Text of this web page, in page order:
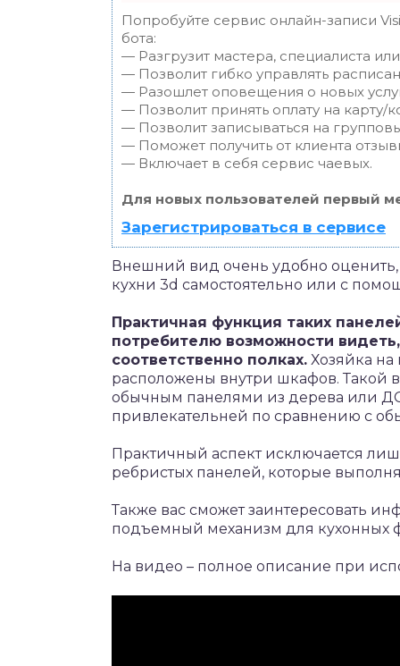
Попробуйте сервис онлайн-записи
бота:
— Разгрузит мастера, специалиста
— Позволит гибко управлять
— Разошлет оповещения о новых
— Позволит принять оплату на карту/
— Позволит записываться на
— Поможет получить от клиента
— Включает в себя сервис чаевых.
Для новых пользователей первый
Зарегистрироваться в сервисе
Внешний вид очень удобно
кухни 3d самостоятельно или с
Практичная функция таких
потребителю возможности
соответственно полках. Хозяйка на
расположены внутри шкафов. Такой
обычным панелями из дерева или
привлекательней по сравнению с
Практичный аспект исключается
ребристых панелей, которые
Также вас сможет заинтересовать
подъемный механизм для кухонных
На видео – полное описание при